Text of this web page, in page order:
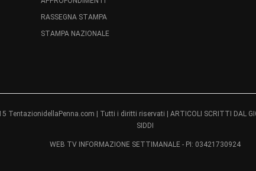
RASSEGNA STAMPA
STAMPA NAZIONALE
TentazionidellaPenna.com | Tutti i diritti riservati | ARTICOLI SCRITTI DAL
SIDDI
WEB TV INFORMAZIONE SETTIMANALE - PI: 03421730924